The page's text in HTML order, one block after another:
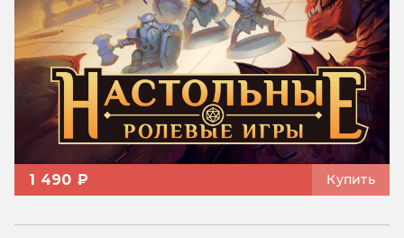
1 490 ₽ Купить